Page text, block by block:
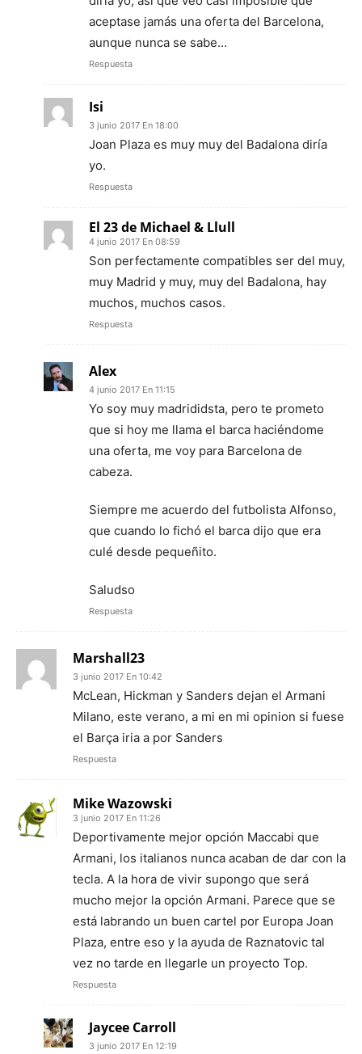
aceptase jamás una oferta del Barcelona,
aunque nunca se sabe…
Respuesta
Isi
3 junio 2017 En 18:00
Joan Plaza es muy muy del Badalona diría
yo.
Respuesta
El 23 de Michael & Llull
4 junio 2017 En 08:59
Son perfectamente compatibles ser del muy,
muy Madrid y muy, muy del Badalona, hay
muchos, muchos casos.
Respuesta
Alex
4 junio 2017 En 11:15
Yo soy muy madrididsta, pero te prometo
que si hoy me llama el barca haciéndome
una oferta, me voy para Barcelona de
cabeza.
Siempre me acuerdo del futbolista Alfonso,
que cuando lo fichó el barca dijo que era
culé desde pequeñito.
Saludso
Respuesta
Marshall23
3 junio 2017 En 10:42
McLean, Hickman y Sanders dejan el Armani
Milano, este verano, a mi en mi opinion si fuese
el Barça iria a por Sanders
Respuesta
Mike Wazowski
3 junio 2017 En 11:26
Deportivamente mejor opción Maccabi que
Armani, los italianos nunca acaban de dar con la
tecla. A la hora de vivir supongo que será
mucho mejor la opción Armani. Parece que se
está labrando un buen cartel por Europa Joan
Plaza, entre eso y la ayuda de Raznatovic tal
vez no tarde en llegarle un proyecto Top.
Respuesta
Jaycee Carroll
3 junio 2017 En 12:19